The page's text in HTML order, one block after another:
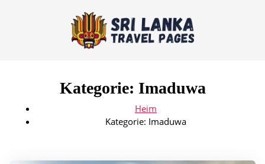
Kategorie: Imaduwa
Heim
Kategorie: Imaduwa